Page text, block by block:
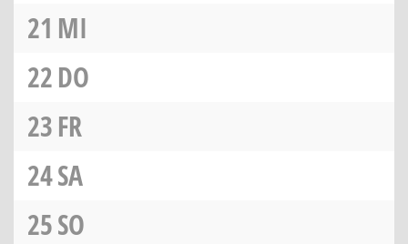
21 MI
22DO
23FR
24SA
25SO